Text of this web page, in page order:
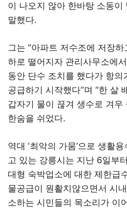
이 나오지 않아 한바탕 소동이
말했다.
그는 “아파트 저수조에 저장
하로 떨어지자 관리사무소에
동안 단수 조치를 했다가 항의
공급하기 시작했다”며 “한 살
갑자기 물이 끊겨 생수로 겨우
한숨을 쉬었다.
역대 ‘최악의 가뭄’으로 생활
고 있는 강릉시는 지난 6일부
대형 숙박업소에 대한 제한급
물공급이 원활치않으면서 시
소하는 시민들의 목소리가 이